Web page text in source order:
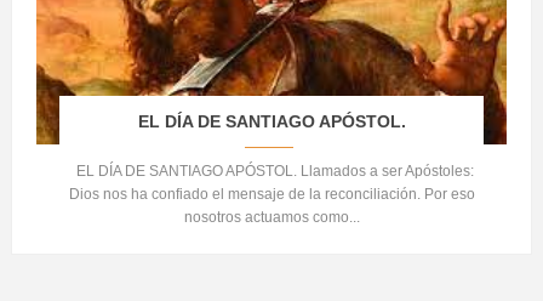
EL DÍA DE SANTIAGO APÓSTOL.
EL DÍA DE SANTIAGO APÓSTOL. Llamados a ser Apóstoles:
Dios nos ha confiado el mensaje de la reconciliación. Por eso
nosotros actuamos como...